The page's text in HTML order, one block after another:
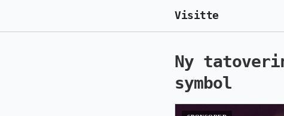
Visitte
Ny
symbol